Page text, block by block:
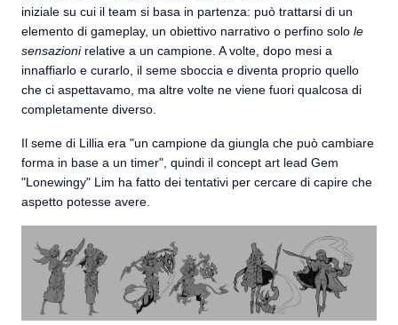
iniziale su cui il team si basa in partenza: può trattarsi di un
elemento di gameplay, un obiettivo narrativo o perfino solo le
sensazioni relative a un campione. A volte, dopo mesi a
innaffiarlo e curarlo, il seme sboccia e diventa proprio quello
che ci aspettavamo, ma altre volte ne viene fuori qualcosa di
completamente diverso.
Il seme di Lillia era "un campione da giungla che può cambiare
forma in base a un timer", quindi il concept art lead Gem
"Lonewingy" Lim ha fatto dei tentativi per cercare di capire che
aspetto potesse avere.